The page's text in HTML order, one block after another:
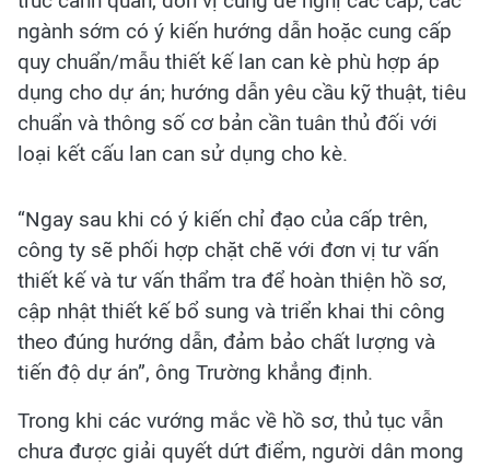
ngành sớm có ý kiến hướng dẫn hoặc cung cấp
quy chuẩn/mẫu thiết kế lan can kè phù hợp áp
dụng cho dự án; hướng dẫn yêu cầu kỹ thuật, tiêu
chuẩn và thông số cơ bản cần tuân thủ đối với
loại kết cấu lan can sử dụng cho kè.
“Ngay sau khi có ý kiến chỉ đạo của cấp trên,
công ty sẽ phối hợp chặt chẽ với đơn vị tư vấn
thiết kế và tư vấn thẩm tra để hoàn thiện hồ sơ,
cập nhật thiết kế bổ sung và triển khai thi công
theo đúng hướng dẫn, đảm bảo chất lượng và
tiến độ dự án”, ông Trường khẳng định.
Trong khi các vướng mắc về hồ sơ, thủ tục vẫn
chưa được giải quyết dứt điểm, người dân mong